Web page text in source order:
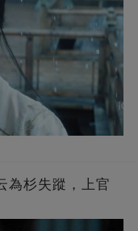
為杉失蹤，上官